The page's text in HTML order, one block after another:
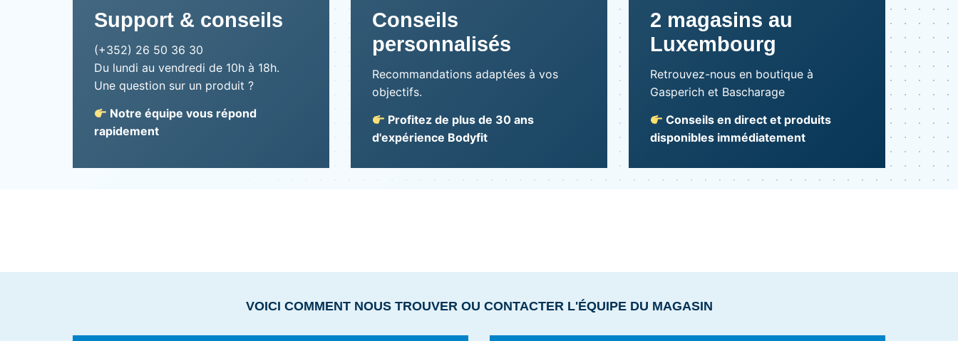
Support & conseils
(+352) 26 50 36 30
Du lundi au vendredi de 10h à 18h.
Une question sur un produit ?
Notre équipe vous répond
rapidement
Conseils
personnalisés
Recommandations adaptées à vos
objectifs.
Profitez de plus de 30 ans
d'expérience Bodyfit
2 magasins au
Luxembourg
Retrouvez-nous en boutique à
Gasperich et Bascharage
Conseils en direct et produits
disponibles immédiatement
VOICI COMMENT NOUS TROUVER OU CONTACTER L'ÉQUIPE DU MAGASIN